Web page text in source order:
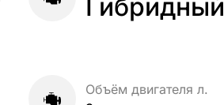
Гибридный
Объём двигателя л.